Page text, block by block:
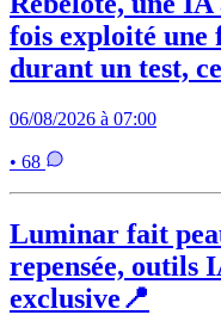
fois exploité
durant un test,
06/08/2026 à 07:00
• 68
Luminar fait
repensée, outils
exclusive📍